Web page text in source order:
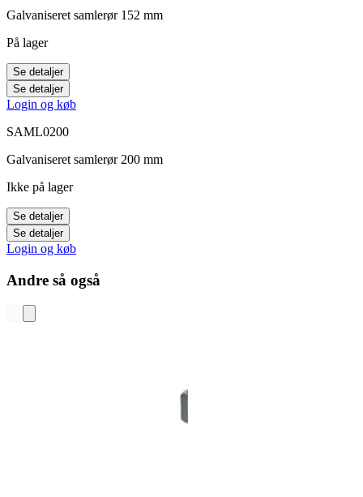
Galvaniseret samlerør 152 mm
På lager
Se detaljer
Se detaljer
Login og køb
SAML0200
Galvaniseret samlerør 200 mm
Ikke på lager
Se detaljer
Se detaljer
Login og køb
Andre så også